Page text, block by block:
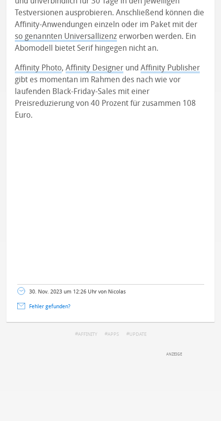
Testversionen ausprobieren. Anschließend können die
Affinity-Anwendungen einzeln oder im Paket mit der
so genannten Universallizenz erworben werden. Ein
Abomodell bietet Serif hingegen nicht an.
Affinity Photo,Affinity Designer undAffinity Publisher
gibt es momentan im Rahmen des nach wie vor
laufenden Black-Friday-Sales mit einer
Preisreduzierung von 40 Prozent für zusammen 108
Euro.
30. Nov. 2023 um 12:26 Uhr von Nicolas
Fehler gefunden?
AFFINITY APPS UPDATE